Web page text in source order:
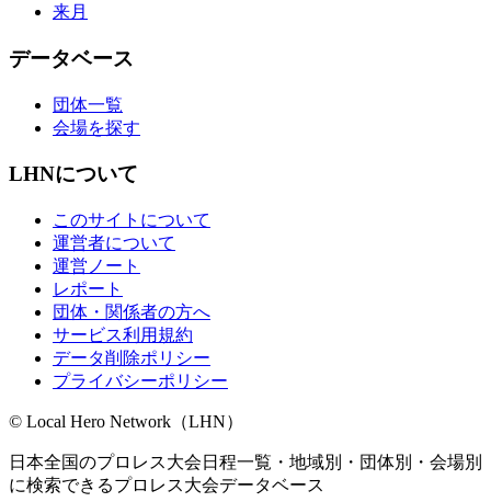
来月
データベース
団体一覧
会場を探す
LHNについて
このサイトについて
運営者について
運営ノート
レポート
団体・関係者の方へ
サービス利用規約
データ削除ポリシー
プライバシーポリシー
© Local Hero Network（LHN）
日本全国のプロレス大会日程一覧・地域別・団体別・会場別
に検索できるプロレス大会データベース